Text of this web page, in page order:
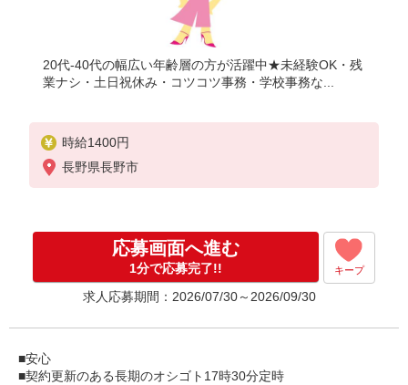
20代-40代の幅広い年齢層の方が活躍中★未経験OK・残
業ナシ・土日祝休み・コツコツ事務・学校事務な...
時給1400円
長野県長野市
応募画面へ進む
1分で応募完了!! キープ
求人応募期間：2026/07/30～2026/09/30
■安心
■契約更新のある長期のオシゴト17時30分定時